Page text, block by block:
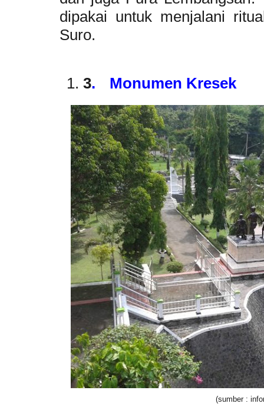
dipakai untuk menjalani
Suro.
3. Monumen Kresek
(sumber :